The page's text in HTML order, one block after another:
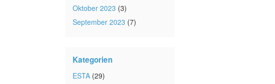
Oktober 2023 (3)
September 2023 (7)
Kategorien
ESTA (29)